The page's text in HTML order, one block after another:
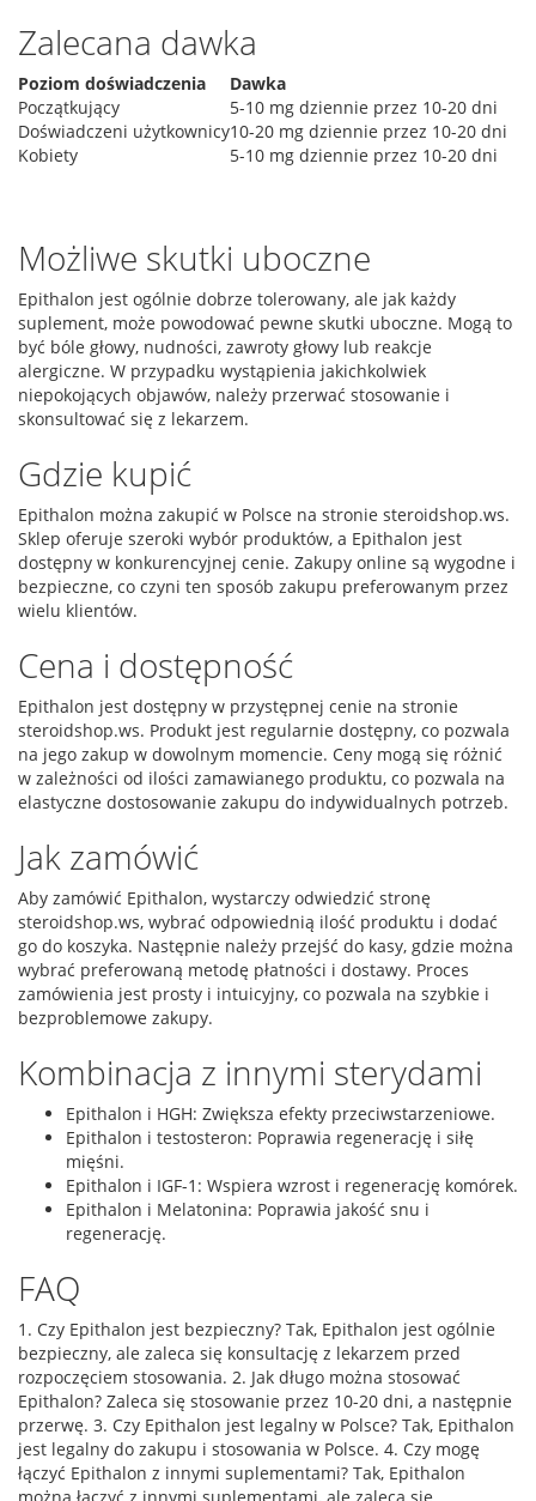
Zalecana dawka
Poziom doświadczenia
Dawka
Początkujący
5-10 mg dziennie przez 10-20 dni
Doświadczeni użytkownicy10-20 mg dziennie przez 10-20 dni
Kobiety
5-10 mg dziennie przez 10-20 dni
Możliwe skutki uboczne
Epithalon jest ogólnie dobrze tolerowany, ale jak każdy
suplement, może powodować pewne skutki uboczne. Mogą to
być bóle głowy, nudności, zawroty głowy lub reakcje
alergiczne. W przypadku wystąpienia jakichkolwiek
niepokojących objawów, należy przerwać stosowanie i
skonsultować się z lekarzem.
Gdzie kupić
Epithalon można zakupić w Polsce na stronie steroidshop.ws.
Sklep oferuje szeroki wybór produktów, a Epithalon jest
dostępny w konkurencyjnej cenie. Zakupy online są wygodne i
bezpieczne, co czyni ten sposób zakupu preferowanym przez
wielu klientów.
Cena i dostępność
Epithalon jest dostępny w przystępnej cenie na stronie
steroidshop.ws. Produkt jest regularnie dostępny, co pozwala
na jego zakup w dowolnym momencie. Ceny mogą się różnić
w zależności od ilości zamawianego produktu, co pozwala na
elastyczne dostosowanie zakupu do indywidualnych potrzeb.
Jak zamówić
Aby zamówić Epithalon, wystarczy odwiedzić stronę
steroidshop.ws, wybrać odpowiednią ilość produktu i dodać
go do koszyka. Następnie należy przejść do kasy, gdzie można
wybrać preferowaną metodę płatności i dostawy. Proces
zamówienia jest prosty i intuicyjny, co pozwala na szybkie i
bezproblemowe zakupy.
Kombinacja z innymi sterydami
Epithalon i HGH: Zwiększa efekty przeciwstarzeniowe.
Epithalon i testosteron: Poprawia regenerację i siłę
mięśni.
Epithalon i IGF-1: Wspiera wzrost i regenerację komórek.
Epithalon i Melatonina: Poprawia jakość snu i
regenerację.
FAQ
1. Czy Epithalon jest bezpieczny? Tak, Epithalon jest ogólnie
bezpieczny, ale zaleca się konsultację z lekarzem przed
rozpoczęciem stosowania. 2. Jak długo można stosować
Epithalon? Zaleca się stosowanie przez 10-20 dni, a następnie
przerwę. 3. Czy Epithalon jest legalny w Polsce? Tak, Epithalon
jest legalny do zakupu i stosowania w Polsce. 4. Czy mogę
łączyć Epithalon z innymi suplementami? Tak, Epithalon